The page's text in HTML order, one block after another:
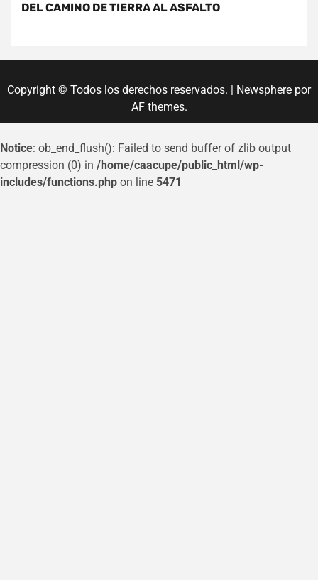
DEL CAMINO DE TIERRA AL ASFALTO
Copyright © Todos los derechos reservados. | Newsphere por
AF themes.
Notice: ob_end_flush(): Failed to send buffer of zlib output
compression (0) in /home/caacupe/public_html/wp-
includes/functions.php on line 5471